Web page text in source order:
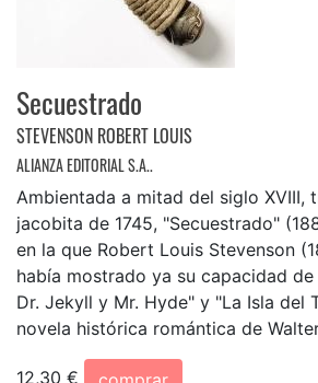
Secuestrado
STEVENSON ROBERT LOUIS
ALIANZA EDITORIAL S.A..
Ambientada a mitad del siglo XVIII,
jacobita de 1745, "Secuestrado"
en la que Robert Louis Stevenson
había mostrado ya su capacidad
Dr. Jekyll y Mr. Hyde" y "La Isla del
novela histórica romántica de
12,30 €